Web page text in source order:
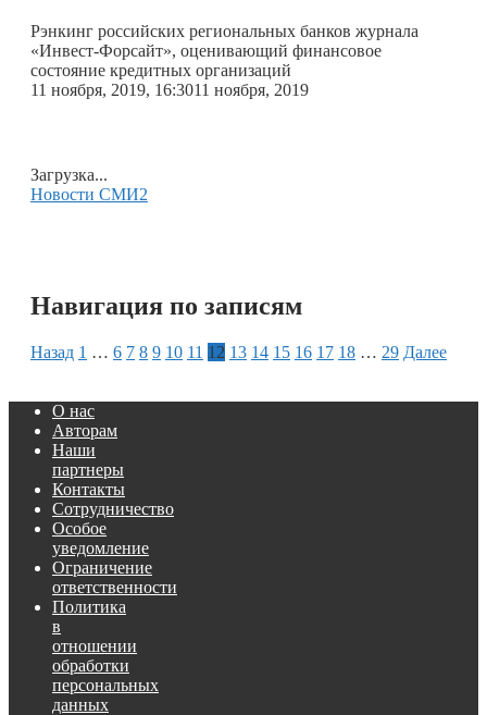
Рэнкинг российских региональных банков журнала
«Инвест-Форсайт», оценивающий финансовое
состояние кредитных организаций
11 ноября, 2019, 16:3011 ноября, 2019
Загрузка...
Новости СМИ2
Навигация по записям
Назад 1 … 6 7 8 9 10 11 12 13 14 15 16 17 18 … 29 Далее
О нас
Авторам
Наши
партнеры
Контакты
Сотрудничество
Особое
уведомление
Ограничение
ответственности
Политика
в
отношении
обработки
персональных
данных